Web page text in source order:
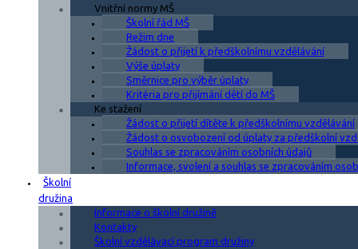
Vnitřní normy MŠ
Školní řád MŠ
Režim dne
Žádost o přijetí k předškolnímu vzdělávání
Výše úplaty
Směrnice pro výběr úplaty
Kritéria pro přijímání dětí do MŠ
Ke stažení
Žádost o přijetí dítěte k předškolnímu vzdělávání
Žádost o osvobození od úplaty za předškolní
Souhlas se zpracováním osobních údajů
Informace, svolení a souhlas se zpracováním
Školní
družina
Informace o školní družině
Kontakty
Školní vzdělávací program družiny